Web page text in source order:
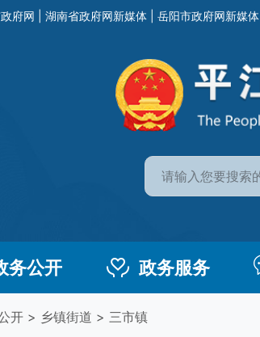
府网 湖南省政府网新媒体 岳阳市政府网新媒体
务公开 政务服务
开 > 乡镇街道 > 三市镇